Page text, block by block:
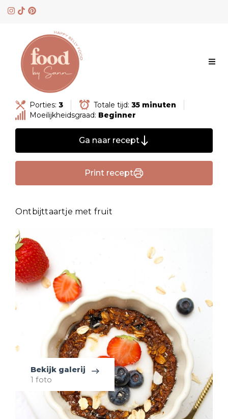
Skip
Porties: 3 Totale tijd: 35 minuten
Moeilijkheidsgraad: Beginner
Ga naar recept
Print recept
Ontbijttaartje met fruit
Bekijk galerij
1 foto